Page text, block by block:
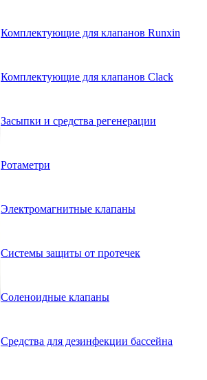
Комплектующие для клапанов Runxin
Комплектующие для клапанов Clack
Засыпки и средства регенерации
Ротаметри
Электромагнитные клапаны
Системы защиты от протечек
Соленоидные клапаны
Средства для дезинфекции бассейна